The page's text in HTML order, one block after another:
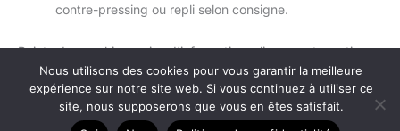
contre-pressing ou repli selon consigne.
Points de coaching: prise d’information, alignement, gestion
du second ballon, largeur côté faible.
4) Animation défensive 8v6 ou 10v8 (phases de jeu
Nous utilisons des cookies pour vous garantir la meilleure
expérience sur notre site web. Si vous continuez à utiliser ce
site, nous supposerons que vous en êtes satisfait.